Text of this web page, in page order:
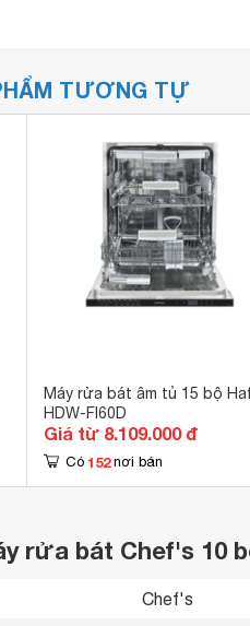
TƯƠNG TỰ
Máy rửa bát âm tủ 15 bộ
HDW-FI60D
Giá từ 8.109.000 đ
Có 152 nơi bán
rửa bát Chef's 10
Chef's